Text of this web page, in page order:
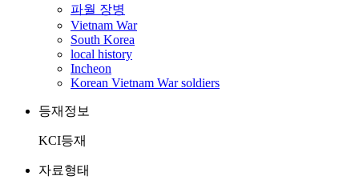
파월 장병
Vietnam War
South Korea
local history
Incheon
Korean Vietnam War soldiers
등재정보
KCI등재
자료형태